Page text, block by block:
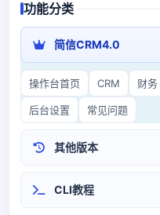
功能分类
简信CRM4.0
操作台首页 CRM 财务
后台设置 常见问题
其他版本
CLI教程